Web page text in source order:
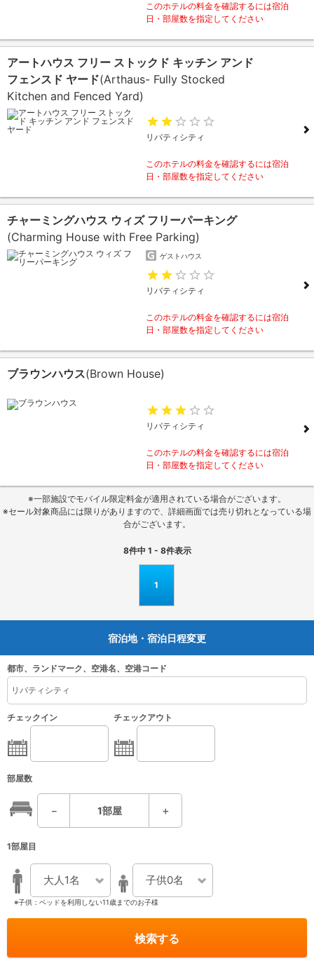
このホテルの料金を確認するには宿泊
日・部屋数を指定してください
アートハウス フリー ストックド キッチン アンド
フェンスド ヤード(Arthaus- Fully Stocked
Kitchen and Fenced Yard)
リバティシティ
このホテルの料金を確認するには宿泊
日・部屋数を指定してください
チャーミングハウス ウィズ フリーパーキング
(Charming House with Free Parking)
ゲストハウス
リバティシティ
このホテルの料金を確認するには宿泊
日・部屋数を指定してください
ブラウンハウス(Brown House)
リバティシティ
このホテルの料金を確認するには宿泊
日・部屋数を指定してください
※一部施設でモバイル限定料金が適用されている場合がございます。
※セール対象商品には限りがありますので、詳細画面では売り切れとなっている場
合がございます。
8件中 1 - 8件表示
1
宿泊地・宿泊日程変更
都市、ランドマーク、空港名、空港コード
チェックイン チェックアウト
部屋数
－ 1部屋 ＋
1部屋目
大人1名 子供0名
※子供：ベッドを利用しない11歳までのお子様
検索する